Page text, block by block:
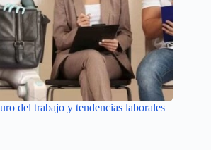
del trabajo y tendencias laborales